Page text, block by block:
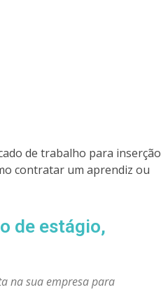
de trabalho para inserção
contratar um aprendiz ou
de estágio,
na sua empresa para